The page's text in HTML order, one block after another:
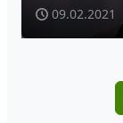
09.02.2021